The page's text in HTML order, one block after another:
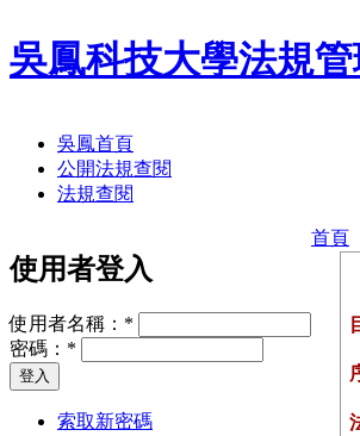
吳鳳科技大學法規
吳鳳首頁
公開法規查閱
法規查閱
使用者登入
使用者名稱： *
密碼： *
索取新密碼
首頁